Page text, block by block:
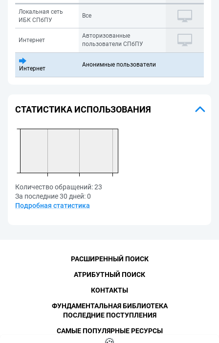
Локальная сеть
ИБК СПбПУ
Все
Интернет
Авторизованные
пользователи СПбПУ
Интернет
Анонимные пользователи
СТАТИСТИКА ИСПОЛЬЗОВАНИЯ
Количество обращений:23
За последние 30 дней:0
Подробная статистика
СПбПУ, 1996-2026
РАСШИРЕННЫЙ ПОИСК
АТРИБУТНЫЙ ПОИСК
КОНТАКТЫ
ФУНДАМЕНТАЛЬНАЯ БИБЛИОТЕКА
ПОСЛЕДНИЕ ПОСТУПЛЕНИЯ
САМЫЕ ПОПУЛЯРНЫЕ РЕСУРСЫ